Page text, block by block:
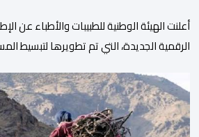
أعلنت الهيئة الوطنية للطبيبات والأطباء عن
الرقمية الجديدة، التي تم تطويرها لتبسيط
والمجالس الجهوية للهيئة إلى جانب الهيئة
هذه المنصة، التي تم إطلاقها في إطار
والتحول الرقمي، تشكل خطوة مهمة في […]